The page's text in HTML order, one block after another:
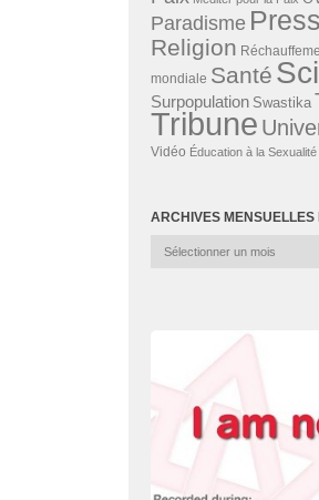
Paradisme
Religion
mondiale Santé
Surpopulation Swastika
Tribune
Vidéo Éducation à la Sexualité
ARCHIVES MENSUELLES
Archives